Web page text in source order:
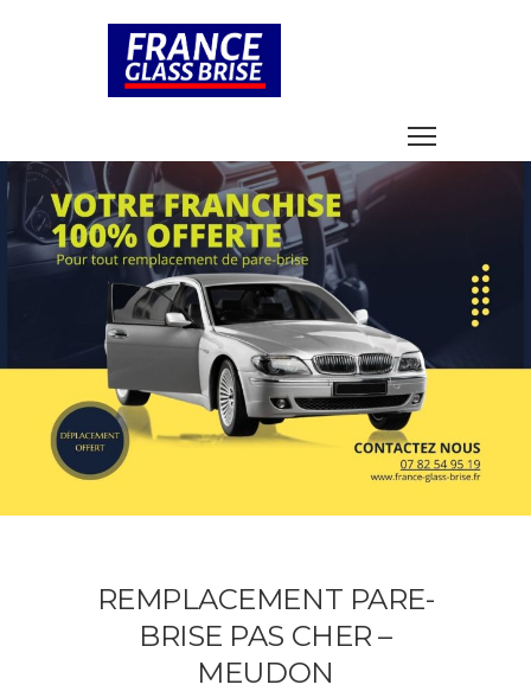
REMPLACEMENT PARE-
BRISE PAS CHER –
MEUDON